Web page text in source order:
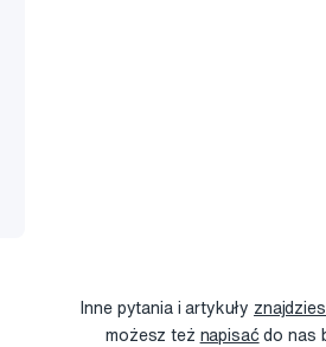
Inne pytania i artykuły
możesz też napisać do nas